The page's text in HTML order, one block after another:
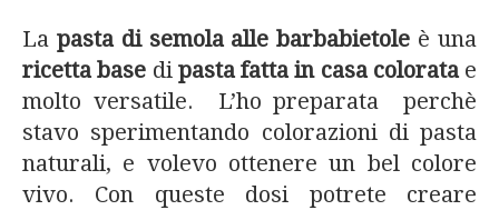
La pasta di semola alle barbabietole è una
ricetta base di pasta fatta in casa coloratae
molto versatile. L’ho preparata perchè
stavo sperimentando colorazioni di pasta
naturali, e volevo ottenere un bel colore
vivo. Con queste dosi potrete creare